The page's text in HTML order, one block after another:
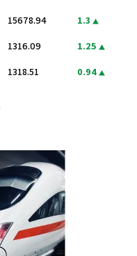
15678.94 1.3
1316.09 1.25
1318.51 0.94